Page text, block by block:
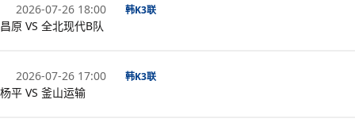
2026-07-26 18:00 韩K3联
昌原 VS 全北现代B队
2026-07-26 17:00 韩K3联
杨平 VS 釜山运输